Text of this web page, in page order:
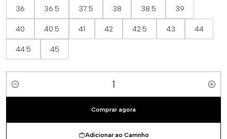
36 36.5 37.5 38 38.5 39
40 40.5 41 42 42.5 43 44
44.5 45
Quantidade
Adicionar ao Carrinho
Comprar agora